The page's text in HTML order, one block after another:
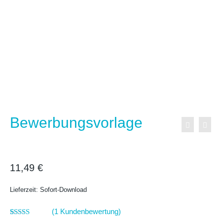
11,49 €
Lieferzeit: Sofort-Download
(1 Kundenbewertung)